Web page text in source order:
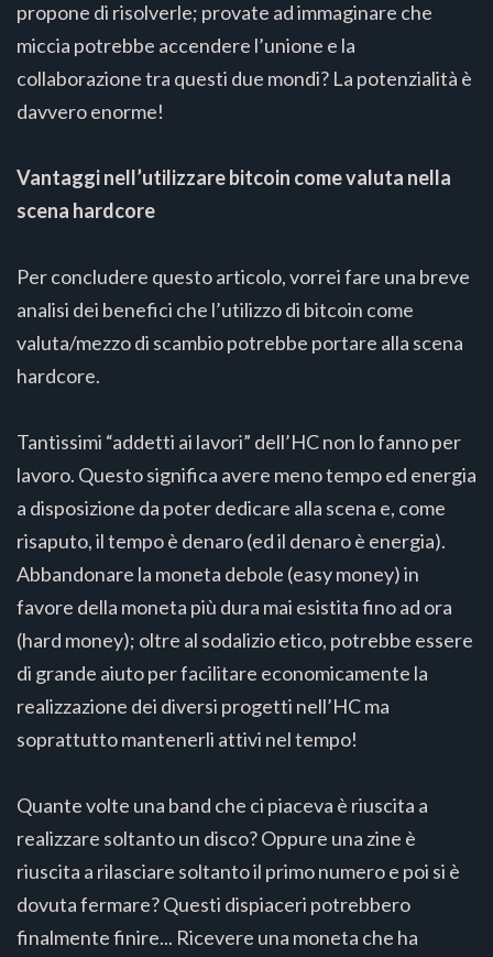
propone di risolverle; provate ad immaginare che
miccia potrebbe accendere l’unione e la
collaborazione tra questi due mondi? La potenzialità è
davvero enorme!
Vantaggi nell’utilizzare bitcoin come valuta nella
scena hardcore
Per concludere questo articolo, vorrei fare una breve
analisi dei benefici che l’utilizzo di bitcoin come
valuta/mezzo di scambio potrebbe portare alla scena
hardcore.
Tantissimi “addetti ai lavori” dell’HC non lo fanno per
lavoro. Questo significa avere meno tempo ed energia
a disposizione da poter dedicare alla scena e, come
risaputo, il tempo è denaro (ed il denaro è energia).
Abbandonare la moneta debole (easy money) in
favore della moneta più dura mai esistita fino ad ora
(hard money); oltre al sodalizio etico, potrebbe essere
di grande aiuto per facilitare economicamente la
realizzazione dei diversi progetti nell’HC ma
soprattutto mantenerli attivi nel tempo!
Quante volte una band che ci piaceva è riuscita a
realizzare soltanto un disco? Oppure una zine è
riuscita a rilasciare soltanto il primo numero e poi si è
dovuta fermare? Questi dispiaceri potrebbero
finalmente finire... Ricevere una moneta che ha